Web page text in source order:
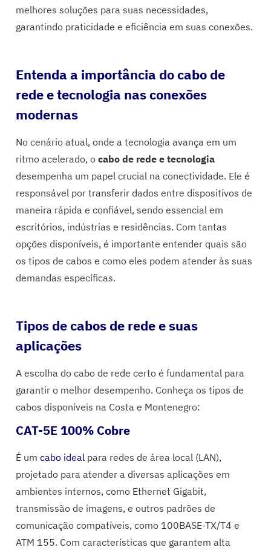
melhores soluções para suas necessidades,
garantindo praticidade e eficiência em suas conexões.
Entenda a importância do cabo de
rede e tecnologia nas conexões
modernas
No cenário atual, onde a tecnologia avança em um
ritmo acelerado, o cabo de rede e tecnologia
desempenha um papel crucial na conectividade. Ele é
responsável por transferir dados entre dispositivos de
maneira rápida e confiável, sendo essencial em
escritórios, indústrias e residências. Com tantas
opções disponíveis, é importante entender quais são
os tipos de cabos e como eles podem atender às suas
demandas específicas.
Tipos de cabos de rede e suas
aplicações
A escolha do cabo de rede certo é fundamental para
garantir o melhor desempenho. Conheça os tipos de
cabos disponíveis na Costa e Montenegro:
CAT-5E 100% Cobre
É um cabo ideal para redes de área local (LAN),
projetado para atender a diversas aplicações em
ambientes internos, como Ethernet Gigabit,
transmissão de imagens, e outros padrões de
comunicação compatíveis, como 100BASE-TX/T4 e
ATM 155. Com características que garantem alta